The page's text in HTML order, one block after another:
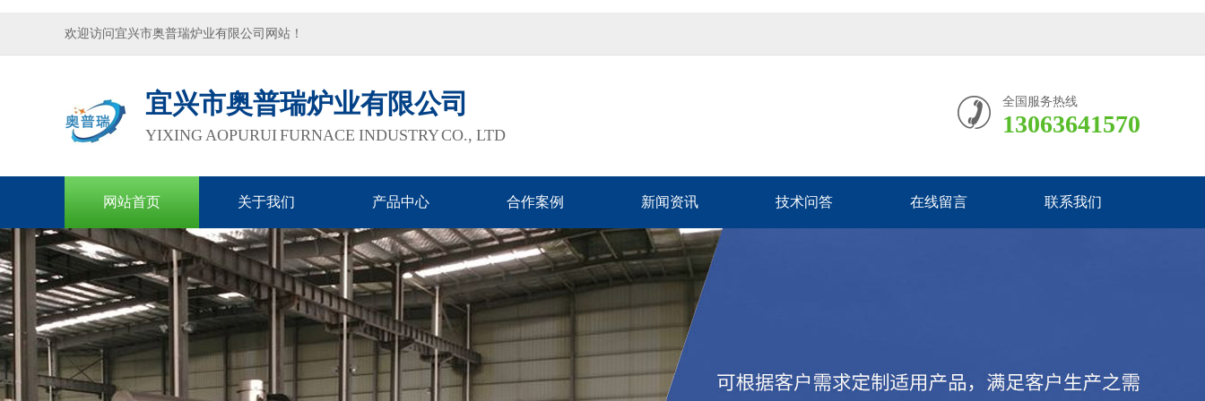
欢迎访问宜兴市奥普瑞炉业有限公司网站！
宜兴市奥普瑞炉业有限公司
YIXING AOPURUI FURNACE INDUSTRY CO., LTD
全国服务热线
13063641570
网站首页 关于我们 产品中心 合作案例 新闻资讯 技术问答 在线留言 联系我们